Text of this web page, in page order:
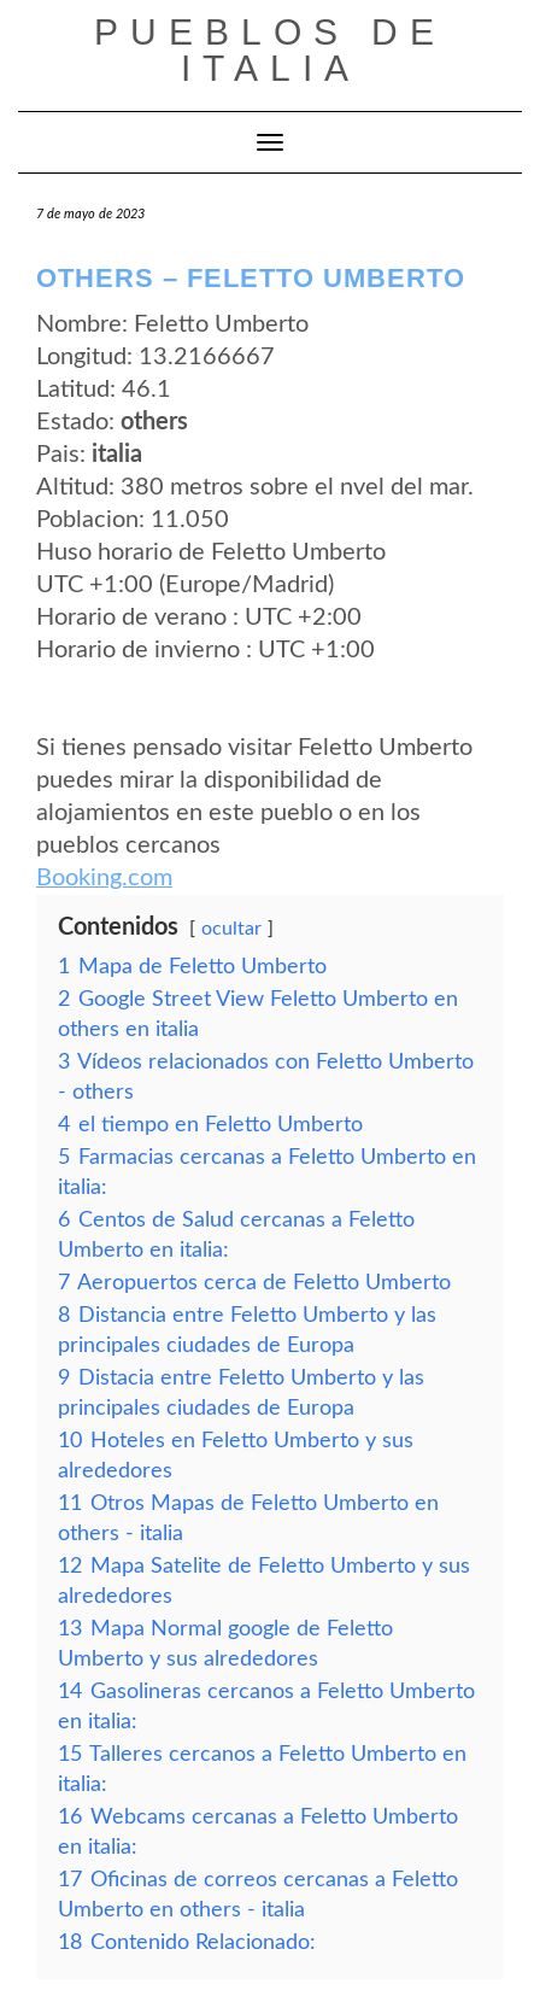
PUEBLOS DE
ITALIA
Cambiar modo de navegación
7 de mayo de 2023
OTHERS – FELETTO UMBERTO
Nombre: Feletto Umberto
Longitud: 13.2166667
Latitud: 46.1
Estado: others
Pais: italia
Altitud: 380 metros sobre el nvel del mar.
Poblacion: 11.050
Huso horario de Feletto Umberto
UTC +1:00 (Europe/Madrid)
Horario de verano : UTC +2:00
Horario de invierno : UTC +1:00
Si tienes pensado visitar Feletto Umberto
puedes mirar la disponibilidad de
alojamientos en este pueblo o en los
pueblos cercanos
Booking.com
Contenidos ocultar
1
Mapa de Feletto Umberto
2 Google Street View Feletto Umberto en
others en italia
3 Vídeos relacionados con Feletto Umberto
- others
4 el tiempo en Feletto Umberto
5 Farmacias cercanas a Feletto Umberto en
italia:
6 Centos de Salud cercanas a Feletto
Umberto en italia:
7 Aeropuertos cerca de Feletto Umberto
8 Distancia entre Feletto Umberto y las
principales ciudades de Europa
9 Distacia entre Feletto Umberto y las
principales ciudades de Europa
10 Hoteles en Feletto Umberto y sus
alrededores
11 Otros Mapas de Feletto Umberto en
others - italia
12 Mapa Satelite de Feletto Umberto y sus
alrededores
13 Mapa Normal google de Feletto
Umberto y sus alrededores
14 Gasolineras cercanos a Feletto Umberto
en italia:
15 Talleres cercanos a Feletto Umberto en
italia:
16 Webcams cercanas a Feletto Umberto
en italia:
17 Oficinas de correos cercanas a Feletto
Umberto en others - italia
18 Contenido Relacionado: